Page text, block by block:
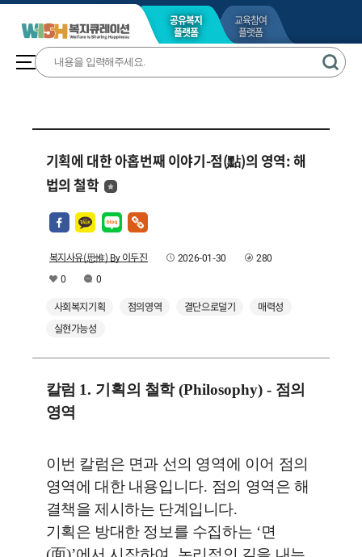
공유복지
플랫폼
교육참여
플랫폼
기획에 대한 아홉번째 이야기-점(點)의 영역: 해
법의 철학
복지사유(思惟) By 이두진 2026-01-30
280
0
0
사회복지기획
점의영역 결단으로덜기
매력성
실현가능성
칼럼 1. 기획의 철학(Philosophy) - 점의
영역
이번 칼럼은 면과 선의 영역에 이어 점의
영역에 대한 내용입니다. 점의 영역은 해
결책을 제시하는 단계입니다.
기획은 방대한 정보를 수집하는 ‘면